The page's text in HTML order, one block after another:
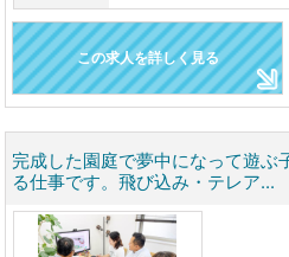
この求人を詳しく見る
完成した園庭で夢中になって遊ぶ
る仕事です。飛び込み・テレア...